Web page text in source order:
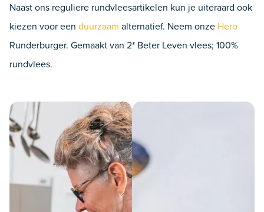
Naast ons reguliere rundvleesartikelen kun je uiteraard ook
kiezen voor een duurzaam alternatief. Neem onze Hero
Runderburger. Gemaakt van 2* Beter Leven vlees; 100%
rundvlees.